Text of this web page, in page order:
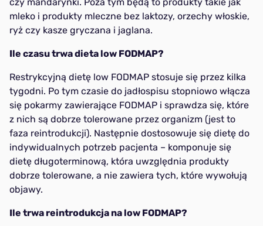
mleko i produkty mleczne bez laktozy, orzechy włoskie,
ryż czy kasze gryczana i jaglana.
Ile czasu trwa dieta low FODMAP?
Restrykcyjną dietę low FODMAP stosuje się przez kilka
tygodni. Po tym czasie do jadłospisu stopniowo włącza
się pokarmy zawierające FODMAP i sprawdza się, które
z nich są dobrze tolerowane przez organizm (jest to
faza reintrodukcji). Następnie dostosowuje się dietę do
indywidualnych potrzeb pacjenta – komponuje się
dietę długoterminową, która uwzględnia produkty
dobrze tolerowane, a nie zawiera tych, które wywołują
objawy.
Ile trwa reintrodukcja na low FODMAP?